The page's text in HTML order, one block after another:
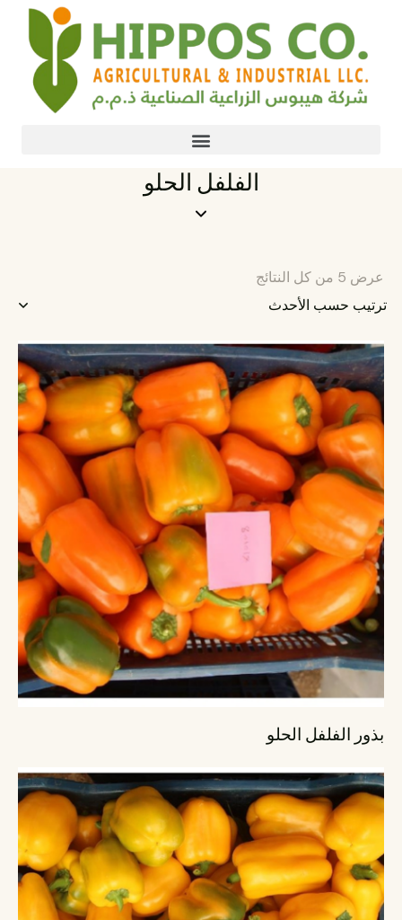
الفلفل الحلو
عرض ⁦5⁩ من كل النتائج
بذور الفلفل الحلو